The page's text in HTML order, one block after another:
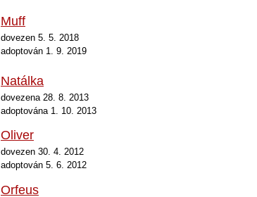
Muff
dovezen 5. 5. 2018
adoptován 1. 9. 2019
Natálka
dovezena 28. 8. 2013
adoptována 1. 10. 2013
Oliver
dovezen 30. 4. 2012
adoptován 5. 6. 2012
Orfeus